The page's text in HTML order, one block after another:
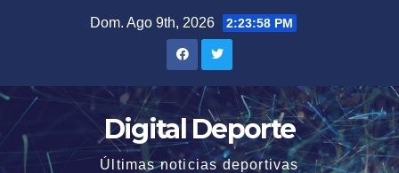
Dom. Ago 9th, 2026 2:23:59 PM
Digital Deporte
Últimas noticias deportivas